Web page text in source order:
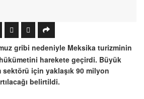
gribi nedeniyle Meksika turizminin
harekete geçirdi. Büyük
sektörü için yaklaşık 90 milyon
belirtildi.